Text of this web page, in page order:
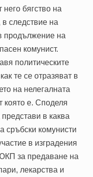
него бягство на
в следствие на
продължение на
комунист.
политическите
те се отразяват в
на нелегалната
която е. Споделя
в каква
сръбски комунисти
в изградения
за предаване на
лекарства и